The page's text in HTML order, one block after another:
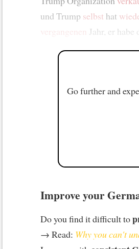
und Trump selbst hat
vergangenen Jahr, er habe
Go further and
Improve your
Do you find it difficult to
→ Read: Why you can't